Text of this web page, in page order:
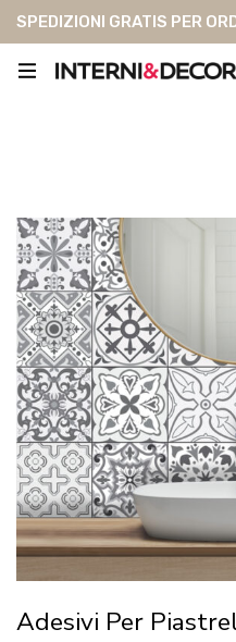
SPEDIZIONI GRATIS PER
Adesivi Per